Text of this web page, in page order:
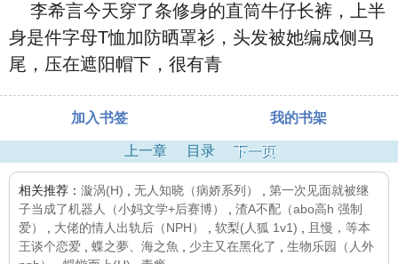
李希言今天穿了条修身的直筒牛仔长裤，上半
身是件字母T恤加防晒罩衫，头发被她编成侧马
尾，压在遮阳帽下，很有青
加入书签 我的书架
上一章 目录 下一页
相关推荐： 漩涡(H) 无人知晓（病娇系列）
第一次见面就被继
子当成了机器人（小妈文学+后赛博）
渣A不配（abo高h 强制
爱）
大佬的情人出轨后（NPH） 软梨(人狐 1v1)
且慢，等本
王谈个恋爱
蝶之夢、海之魚 少主又在黑化了
生物乐园（人外